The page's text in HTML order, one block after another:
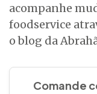
acompanhe
foodservice
o blog da
Comande